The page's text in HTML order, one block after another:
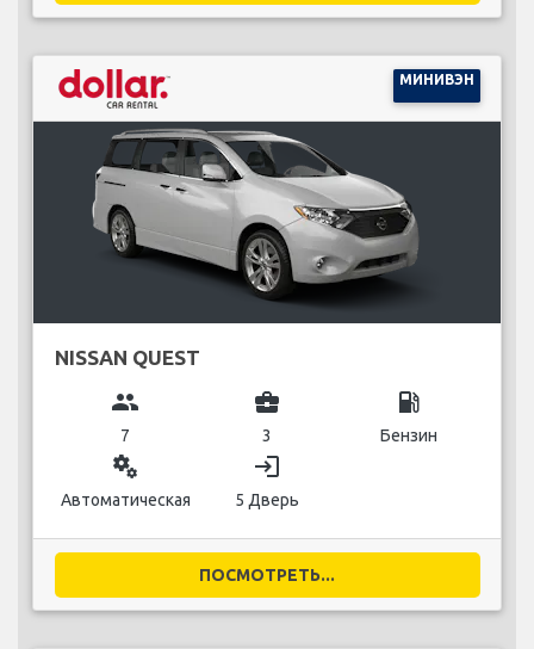
МИНИВЭН
NISSAN QUEST
group
7
business_center
3
local_gas_station
Бензин
miscellaneous_services
Автоматическая
login
5 Дверь
ПОСМОТРЕТЬ...